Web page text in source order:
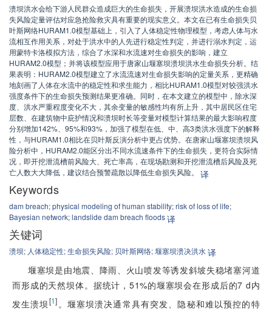
溃坝洪水会给下游人民群众造成巨大的生命损失，开展溃坝洪水造成的生命损
失风险定量评估对应急抢险救灾具有重要的现实意义。本文在已有生命损失贝
叶斯网络HURAM1.0模型基础上，引入了人体稳定性物理模型，考虑人体与水
流相互作用关系，对处于洪水中的人先进行稳定性判定，并进行溺水判定，运
用蒙特卡洛模拟方法，综合了水深和水流速对生命损失的影响，建立
HURAM2.0模型；并将该模型应用于唐家山堰塞坝溃坝洪水生命损失分析。结
果表明：HURAM2.0模型建立了水流流速对生命损失影响的定量关系，更精确
地刻画了人体在水流中的稳定性和求生能力，相比HURAM1.0模型对较强洪水
强度条件下的生命损失预测结果更准确。同时，在本文建立的模型中，除水深
度、洪水严重程度变化不大，其余变量的敏感性均有所上升，其中居民区住宅
层数、在建筑物中庇护情况和溃坝时长等变量对模型计算结果的最大影响程度
分别增加142%、95%和93%，加强了模型在低、中、高3类洪水强度下的解释
性，与HURAM1.0相比在贝叶斯反演分析中更占优势。在唐家山堰塞坝溃坝风
险分析中，HURAM2.0能区分出不同水流速条件下的生命损失，更符合实际情
况，即开挖泄流槽前风险大、死亡率高，在现场勘测和开挖泄流槽后风险及死
亡人数大大降低，建议结合预警疏散以降低生命损失风险。 译
Keywords
dam breach;physical modeling of human stability;risk of loss of life;
Bayesian network;landslide dam breach floods译
关键词
溃坝; 人体稳定性;生命损失风险; 贝叶斯网络;堰塞坝溃决洪水 译
堰塞坝是由地震、降雨、火山喷发等诱发斜坡失稳堵塞河道
而形成的天然坝体。据统计，51%的堰塞坝会在形成后的7 d内
发生溃坝[1]。堰塞坝溃决通常具有突发、隐秘和难以预控的特